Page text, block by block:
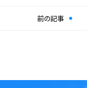
前の記事